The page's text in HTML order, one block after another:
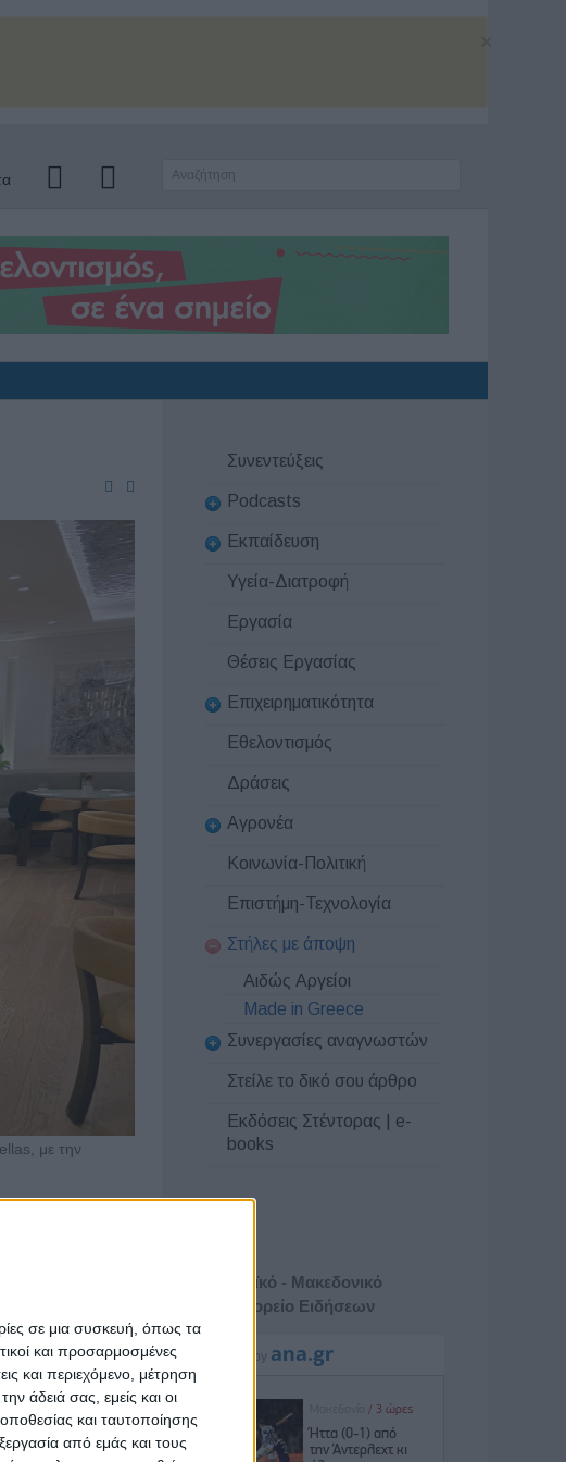
σε μια συσκευή, όπως τα
και προσαρμοσμένες
και περιεχόμενο, μέτρηση
άδειά σας, εμείς και οι
και ταυτοποίησης
από εμάς και τους
με την
Ελένη
Δ.Σ. του ΕΛΓΟ
Γραμματεία
ο κ. Χρήστος
και
τη θεσμική
Συνεντεύξεις
Podcasts
Εκπαίδευση
Υγεία-Διατροφή
Εργασία
Θέσεις Εργασίας
Επιχειρηματικότητα
Εθελοντισμός
Δράσεις
Αγρονέα
Κοινωνία-Πολιτική
Επιστήμη-Τεχνολογία
Στήλες με άποψη
Αιδώς Αργείοι
Made in Greece
Συνεργασίες αναγνωστών
Στείλε το δικό σου άρθρο
Εκδόσεις Στέντορας | e-
books
Αθηναϊκό - Μακεδονικό
Πρακτορείο Ειδήσεων